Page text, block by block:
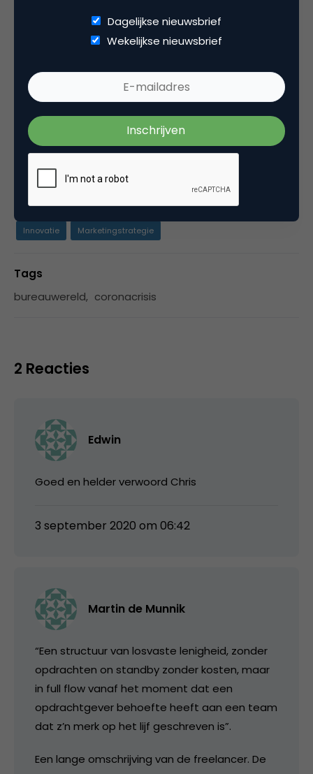
eigenaar/oprichter bijVan Santen
Netwerk
Categorie
Innovatie Marketingstrategie
Tags
bureauwereld, coronacrisis
2 Reacties
Edwin
Goed en helder verwoord Chris
3 september 2020 om 06:42
Martin de Munnik
“Een structuur van losvaste lenigheid, zonder
opdrachten on standby zonder kosten, maar
in full flow vanaf het moment dat een
opdrachtgever behoefte heeft aan een team
dat z’n merk op het lijf geschreven is”.
Een lange omschrijving van de freelancer. De
Dagelijkse nieuwsbrief
Wekelijkse nieuwsbrief